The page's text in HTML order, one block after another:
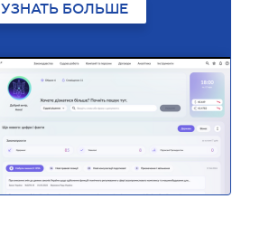
УЗНАТЬ БОЛЬШЕ